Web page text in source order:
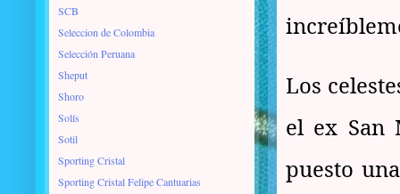
Los
el ex San
puesto
SCB
Seleccion de Colombia
Selección Peruana
Sheput
Shoro
Solís
Sotil
Sporting Cristal
Sporting Cristal Felipe Cantuarias